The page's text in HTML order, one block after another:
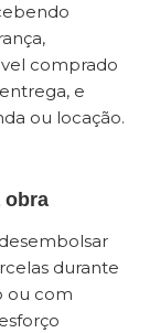
comprado
e
ou locação.
obra
durante
ou com